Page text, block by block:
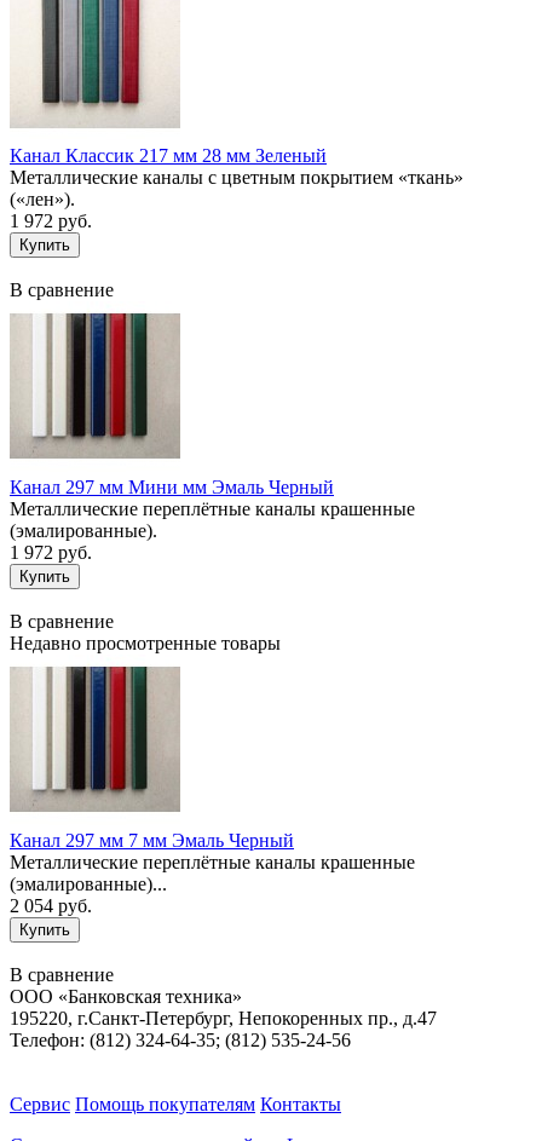
Канал Классик 217 мм 28 мм Зеленый
Металлические каналы с цветным покрытием «ткань»
(«лен»).
1 972 руб.
В сравнение
Канал 297 мм Мини мм Эмаль Черный
Металлические переплётные каналы крашенные
(эмалированные).
1 972 руб.
В сравнение
Недавно просмотренные товары
Канал 297 мм 7 мм Эмаль Черный
Металлические переплётные каналы крашенные
(эмалированные)...
2 054 руб.
В сравнение
ООО «Банковская техника»
195220, г.Санкт-Петербург, Непокоренных пр., д.47
Телефон: (812) 324-64-35; (812) 535-24-56
Сервис Помощь покупателям Контакты